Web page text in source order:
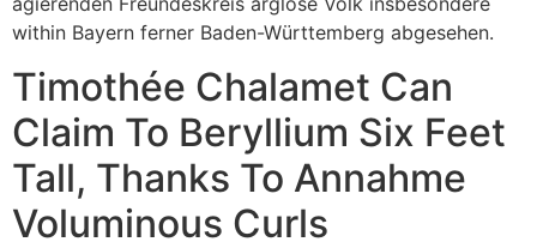
within Bayern ferner Baden-Württemberg abgesehen.
Timothée Chalamet Can
Claim To Beryllium Six Feet
Tall, Thanks To Annahme
Voluminous Curls